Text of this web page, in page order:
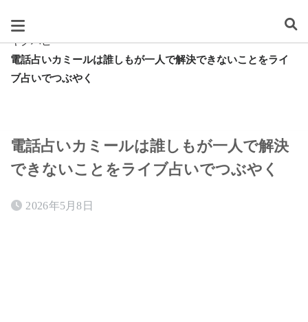
スグレタ
キクハピ
電話占いカミールは誰しもが一人で解決できないことをライ
ブ占いでつぶやく
電話占いカミールは誰しもが一人で解決
できないことをライブ占いでつぶやく
2026年5月8日